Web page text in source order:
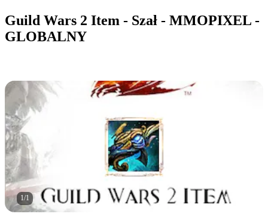
Guild Wars 2 Item - Szał - MMOPIXEL -
GLOBALNY
1/1